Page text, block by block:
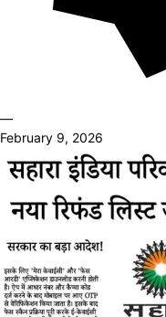
—
February 9, 2026